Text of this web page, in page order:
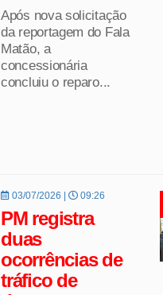
Após nova solicitação
da reportagem do Fala
Matão, a
concessionária
concluiu o reparo...
03/07/2026 | 09:26
PM registra
duas
ocorrências de
tráfico de